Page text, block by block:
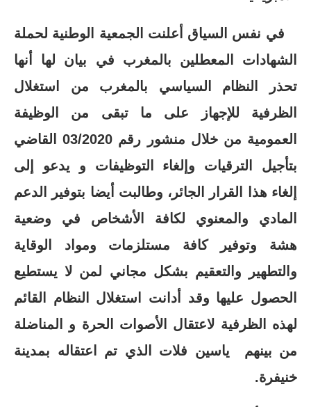
في نفس السياق أعلنت الجمعية الوطنية لحملة
الشهادات المعطلين بالمغرب في بيان لها أنها
تحذر النظام السياسي بالمغرب من استغلال
الظرفية للإجهاز على ما تبقى من الوظيفة
العمومية من خلال منشور رقم 03/2020 القاضي
بتأجيل الترقيات وإلغاء التوظيفات و يدعو إلى
إلغاء هذا القرار الجائر، وطالبت أيضا بتوفير الدعم
المادي والمعنوي لكافة الأشخاص في وضعية
هشة وتوفير كافة مستلزمات ومواد الوقاية
والتطهير والتعقيم بشكل مجاني لمن لا يستطيع
الحصول عليها وقد أدانت استغلال النظام القائم
لهذه الظرفية لاعتقال الأصوات الحرة و المناضلة
من بينهم ياسين فلات الذي تم اعتقاله بمدينة
خنيفرة.